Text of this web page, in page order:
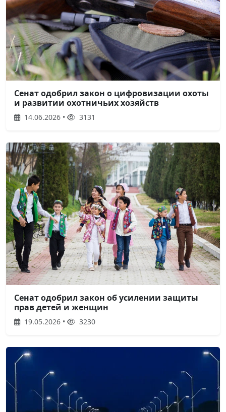
Сенат одобрил закон о цифровизации охоты
и развитии охотничьих хозяйств
14.06.2026 • 3131
Сенат одобрил закон об усилении защиты
прав детей и женщин
19.05.2026 • 3230